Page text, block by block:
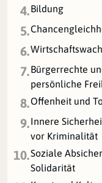
4.Bildung
5.
6.
7.Bürgerrechte
persönliche
8.Offenheit und
9.Innere
vor Kriminalität
10.Soziale
Solidarität